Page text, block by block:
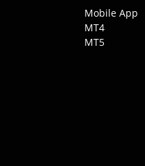
Mobile App
MT4
MT5